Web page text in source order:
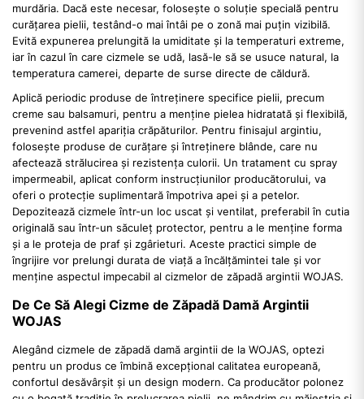
murdăria. Dacă este necesar, folosește o soluție specială pentru
curățarea pielii, testând-o mai întâi pe o zonă mai puțin vizibilă.
Evită expunerea prelungită la umiditate și la temperaturi extreme,
iar în cazul în care cizmele se udă, lasă-le să se usuce natural, la
temperatura camerei, departe de surse directe de căldură.
Aplică periodic produse de întreținere specifice pielii, precum
creme sau balsamuri, pentru a menține pielea hidratată și flexibilă,
prevenind astfel apariția crăpăturilor. Pentru finisajul argintiu,
folosește produse de curățare și întreținere blânde, care nu
afectează strălucirea și rezistența culorii. Un tratament cu spray
impermeabil, aplicat conform instrucțiunilor producătorului, va
oferi o protecție suplimentară împotriva apei și a petelor.
Depozitează cizmele într-un loc uscat și ventilat, preferabil în cutia
originală sau într-un săculeț protector, pentru a le menține forma
și a le proteja de praf și zgârieturi. Aceste practici simple de
îngrijire vor prelungi durata de viață a încălțămintei tale și vor
menține aspectul impecabil al cizmelor de zăpadă argintii WOJAS.
De Ce Să Alegi Cizme de Zăpadă Damă Argintii
WOJAS
Alegând cizmele de zăpadă damă argintii de la WOJAS, optezi
pentru un produs ce îmbină excepțional calitatea europeană,
confortul desăvârșit și un design modern. Ca producător polonez